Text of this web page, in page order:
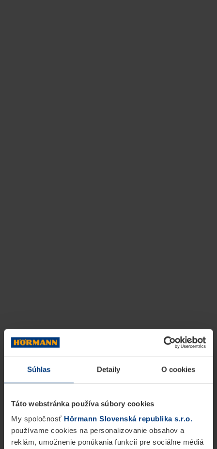
Súhlas Detaily O cookies
Táto webstránka používa súbory cookies
My spoločnosť Hörmann Slovenská republika s.r.o.
používame cookies na personalizovanie obsahov a
reklám, umožnenie ponúkania funkcií pre sociálne médiá